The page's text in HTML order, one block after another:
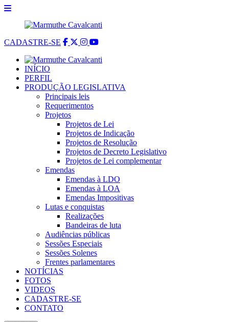
CADASTRE-SE
INÍCIO
PERFIL
PRODUÇÃO LEGISLATIVA
Principais leis
Requerimentos
Projetos
Projetos de Lei
Projetos de Indicação
Projetos de Resolução
Projetos de Decreto Legislativo
Projetos de Lei complementar
Emendas
Emendas à LDO
Emendas à LOA
Emendas Impositivas
Lutas e conquistas
Realizações
Bandeiras de luta
Audiências públicas
Sessões Especiais
Sessões Solenes
Frentes parlamentares
NOTÍCIAS
FOTOS
VIDEOS
CADASTRE-SE
CONTATO